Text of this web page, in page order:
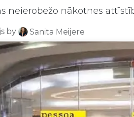
neierobežo nākotnes
by Sanita Meijere